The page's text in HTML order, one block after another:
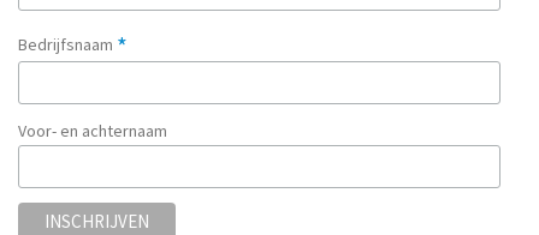
Bedrijfsnaam *
Voor- en achternaam